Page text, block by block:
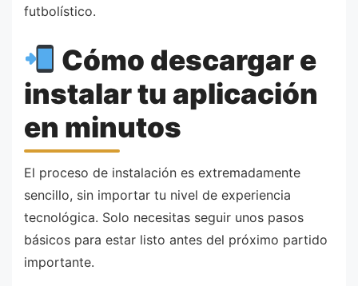
futbolístico.
Cómo descargar e
instalar tu aplicación
en minutos
El proceso de instalación es extremadamente
sencillo, sin importar tu nivel de experiencia
tecnológica. Solo necesitas seguir unos pasos
básicos para estar listo antes del próximo partido
importante.